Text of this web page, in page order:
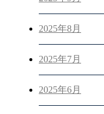
2025年8月
2025年7月
2025年6月